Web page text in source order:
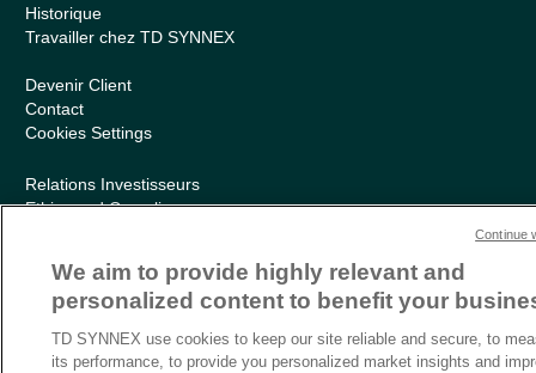
Historique
Travailler chez TD SYNNEX
Devenir Client
Contact
Cookies Settings
Relations Investisseurs
Ethics and Compliance
Charte de confidentialité
Informations sur le transfert des données
We aim to provide highly relevant and
personalized content to benefit your
TD SYNNEX use cookies to keep our site reliable and secure, to
its performance, to provide you personalized market insights and
Continue